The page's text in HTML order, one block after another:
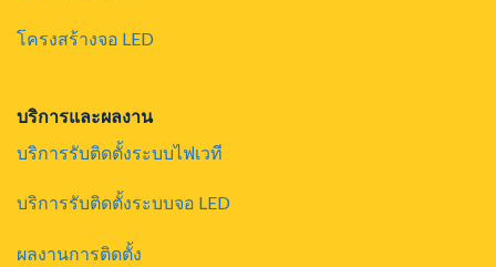
โครงสร้างจอ LED
บริการและผลงาน
บริการรับติดตั้งระบบไฟเวที
บริการรับติดตั้งระบบจอ LED
ผลงานการติดตั้ง